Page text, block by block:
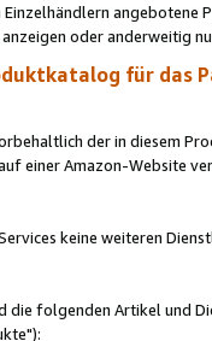
oder anderweitig
für das
der in diesem
einer Amazon-Website
keine weiteren
die folgenden Artikel und